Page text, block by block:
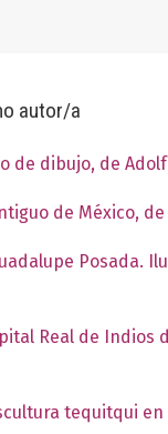
autor/a
de dibujo, de
de México, de
Posada.
Real de Indios
tequitqui